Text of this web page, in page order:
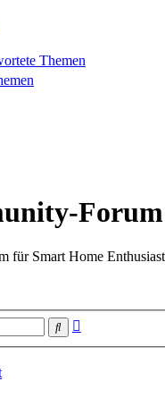
Themen
Forum
für Smart Home
Suche